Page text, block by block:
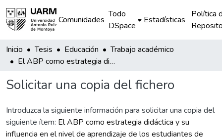
Comunidades
Todo
DSpace
Estadísticas
Política
Inicio Tesis Educación
Trabajo académico
El ABP como estrategia didáctica y su influencia en el nivel de aprendizaje de los estudiantes de educación secundaria de la I.E. “Pucará” del distrito de Llauta, provincia de Lucanas de la región Ayacucho
Solicitar una copia del fichero
Introduzca la siguiente información para solicitar una copia del
siguiente ítem: El ABP como estrategia didáctica y su
influencia en el nivel de aprendizaje de los estudiantes de